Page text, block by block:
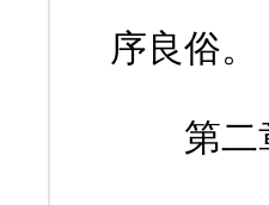
序良俗。
第二